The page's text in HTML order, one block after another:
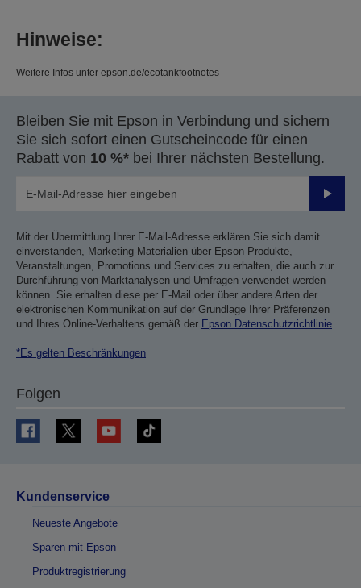
Hinweise:
Weitere Infos unter epson.de/ecotankfootnotes
Bleiben Sie mit Epson in Verbindung und sichern
Sie sich sofort einen Gutscheincode für einen
Rabatt von 10 %* bei Ihrer nächsten Bestellung.
Mit der Übermittlung Ihrer E-Mail-Adresse erklären Sie sich damit
einverstanden, Marketing-Materialien über Epson Produkte,
Veranstaltungen, Promotions und Services zu erhalten, die auch zur
Durchführung von Marktanalysen und Umfragen verwendet werden
können. Sie erhalten diese per E-Mail oder über andere Arten der
elektronischen Kommunikation auf der Grundlage Ihrer Präferenzen
und Ihres Online-Verhaltens gemäß der Epson Datenschutzrichtlinie
*Es gelten Beschränkungen
Folgen
Kundenservice
Neueste Angebote
Sparen mit Epson
Produktregistrierung